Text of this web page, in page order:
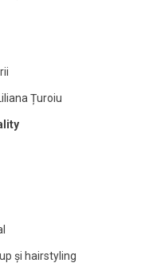
Țuroiu
și hairstyling